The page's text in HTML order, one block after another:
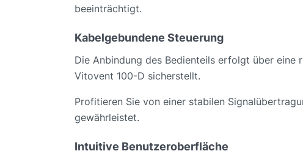
beeinträchtigt.
Kabelgebundene Steuerung
Die Anbindung des Bedienteils erfolgt über
Vitovent 100-D sicherstellt.
Profitieren Sie von einer stabilen
gewährleistet.
Intuitive Benutzeroberfläche